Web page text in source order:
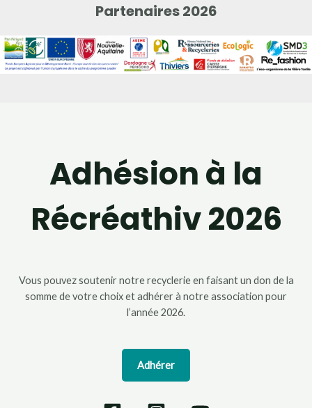
Partenaires 2026
Adhésion à la
Récréathiv 2026
Vous pouvez soutenir notre recyclerie en faisant un don de la
somme de votre choix et adhérer à notre association pour
l’année 2026.
Adhérer